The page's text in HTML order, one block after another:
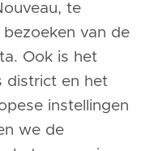
te
van de
Ook is het
district en het
instellingen
we de